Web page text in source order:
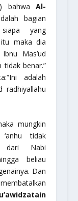
bahwaAl-
bagian
yang
maka dia
Mas’ud
tidak benar.”
“Ini adalah
radhiyallahu
mungkin
tidak
Nabi
beliau
Dan